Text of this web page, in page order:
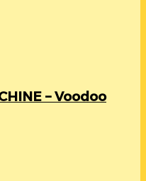
– Voodoo